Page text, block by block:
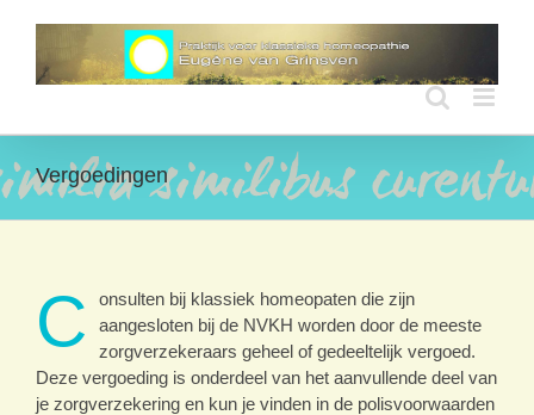
inhoud
Vergoedingen
C
onsulten bij klassiek homeopaten die zijn
aangesloten bij de NVKH worden door de meeste
zorgverzekeraars geheel of gedeeltelijk vergoed.
Deze vergoeding is onderdeel van het aanvullende deel van
je zorgverzekering en kun je vinden in de polisvoorwaarden